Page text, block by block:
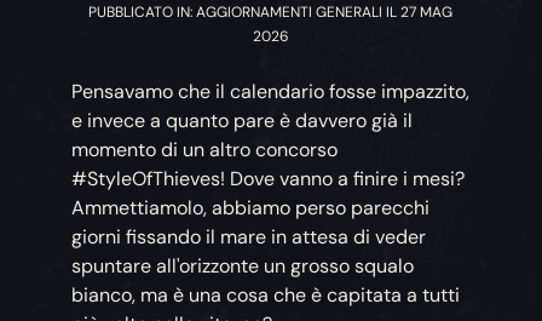
PUBBLICATO IN: AGGIORNAMENTI GENERALI IL 27 MAG
2026
Pensavamo che il calendario fosse impazzito,
e invece a quanto pare è davvero già il
momento di un altro concorso
#StyleOfThieves! Dove vanno a finire i mesi?
Ammettiamolo, abbiamo perso parecchi
giorni fissando il mare in attesa di veder
spuntare all'orizzonte un grosso squalo
bianco, ma è una cosa che è capitata a tutti